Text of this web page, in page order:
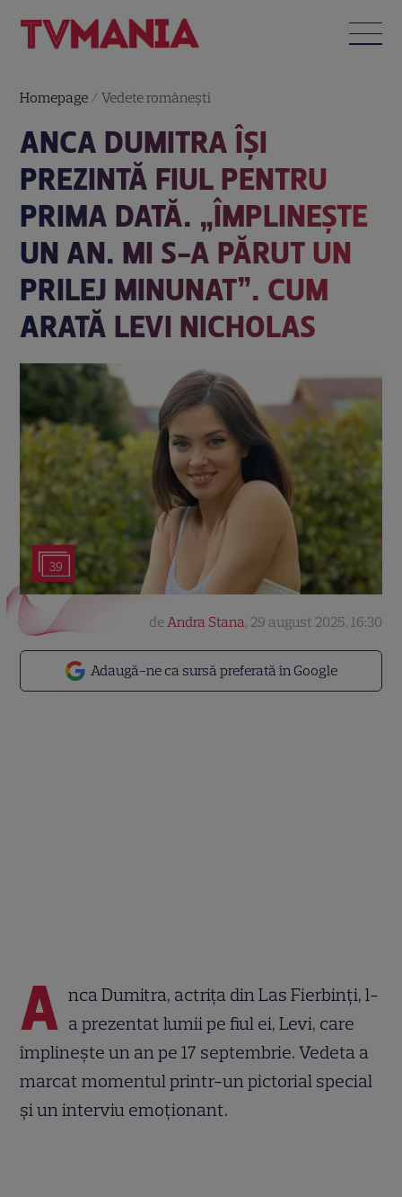
Homepage /Vedete româneşti
ANCA DUMITRA ÎȘI
PREZINTĂ FIUL PENTRU
PRIMA DATĂ. „ÎMPLINEȘTE
UN AN. MI S-A PĂRUT UN
PRILEJ MINUNAT”. CUM
ARATĂ LEVI NICHOLAS
39
Adaugă-ne ca sursă preferată în Google
deAndra Stana, 29 august 2025, 16:30
A nca Dumitra, actrița din Las Fierbinți, l-
a prezentat lumii pe fiul ei, Levi, care
împlinește un an pe 17 septembrie. Vedeta a
marcat momentul printr-un pictorial special
și un interviu emoționant.